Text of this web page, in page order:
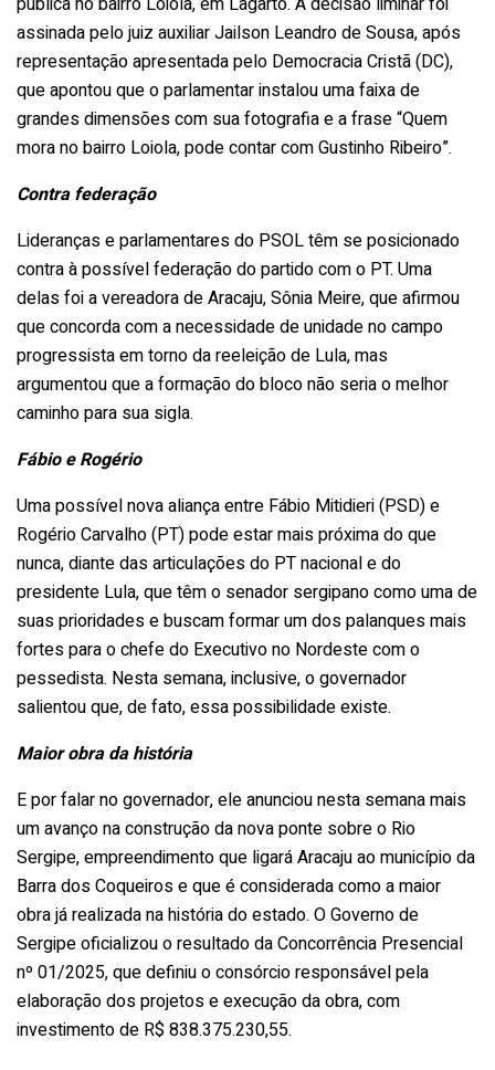
assinada pelo juiz auxiliar Jailson Leandro de Sousa, após
representação apresentada pelo Democracia Cristã (DC),
que apontou que o parlamentar instalou uma faixa de
grandes dimensões com sua fotografia e a frase “Quem
mora no bairro Loiola, pode contar com Gustinho Ribeiro”.
Contra federação
Lideranças e parlamentares do PSOL têm se posicionado
contra à possível federação do partido com o PT. Uma
delas foi a vereadora de Aracaju, Sônia Meire, que afirmou
que concorda com a necessidade de unidade no campo
progressista em torno da reeleição de Lula, mas
argumentou que a formação do bloco não seria o melhor
caminho para sua sigla.
Fábio e Rogério
Uma possível nova aliança entre Fábio Mitidieri (PSD) e
Rogério Carvalho (PT) pode estar mais próxima do que
nunca, diante das articulações do PT nacional e do
presidente Lula, que têm o senador sergipano como uma de
suas prioridades e buscam formar um dos palanques mais
fortes para o chefe do Executivo no Nordeste com o
pessedista. Nesta semana, inclusive, o governador
salientou que, de fato, essa possibilidade existe.
Maior obra da história
E por falar no governador, ele anunciou nesta semana mais
um avanço na construção da nova ponte sobre o Rio
Sergipe, empreendimento que ligará Aracaju ao município da
Barra dos Coqueiros e que é considerada como a maior
obra já realizada na história do estado. O Governo de
Sergipe oficializou o resultado da Concorrência Presencial
nº 01/2025, que definiu o consórcio responsável pela
elaboração dos projetos e execução da obra, com
investimento de R$ 838.375.230,55.